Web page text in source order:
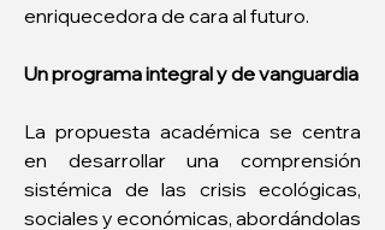
enriquecedora de cara al futuro.
Un programa integral y de vanguardia
La propuesta académica se centra
en desarrollar una comprensión
sistémica de las crisis ecológicas,
sociales y económicas, abordándolas